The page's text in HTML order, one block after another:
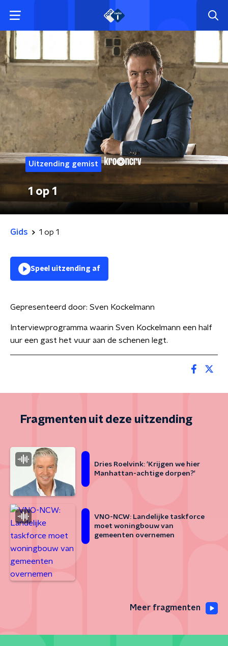
Uitzending gemist
1 op 1
Gids 1 op 1
Speel uitzending af
Gepresenteerd door: Sven Kockelmann
Interviewprogramma waarin Sven Kockelmann een half
uur een gast het vuur aan de schenen legt.
Fragmenten uit deze uitzending
Dries Roelvink: 'Krijgen we hier
Manhattan-achtige dorpen?'
VNO-NCW: Landelijke taskforce
moet woningbouw van
gemeenten overnemen
Meer fragmenten